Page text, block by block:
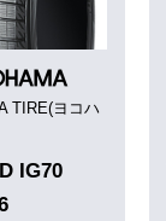
TIRE(ヨコハ
IG70